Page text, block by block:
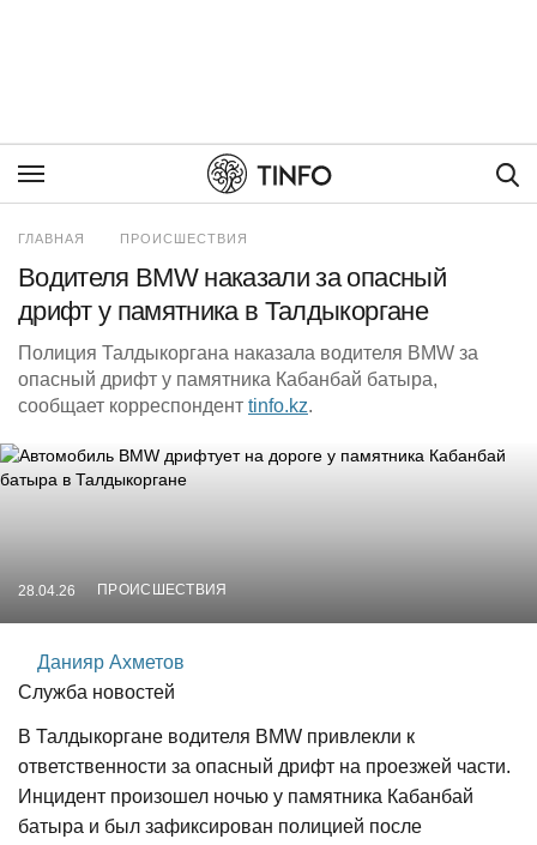
ГЛАВНАЯ ПРОИСШЕСТВИЯ
Водителя BMW наказали за опасный
дрифт у памятника в Талдыкоргане
Полиция Талдыкоргана наказала водителя BMW за
опасный дрифт у памятника Кабанбай батыра,
сообщает корреспондент tinfo.kz.
28.04.26 ПРОИСШЕСТВИЯ
Данияр Ахметов
Служба новостей
В Талдыкоргане водителя BMW привлекли к
ответственности за опасный дрифт на проезжей части.
Инцидент произошел ночью у памятника Кабанбай
батыра и был зафиксирован полицией после